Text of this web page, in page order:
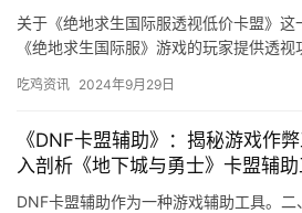
关于《绝地求生国际服透视低价卡盟》这
《绝地求生国际服》游戏的玩家提供透
吃鸡资讯 2024年9月29日
《DNF卡盟辅助》：揭秘游戏作
入剖析《地下城与勇士》卡盟辅
范措施
DNF卡盟辅助作为一种游戏辅助工具。